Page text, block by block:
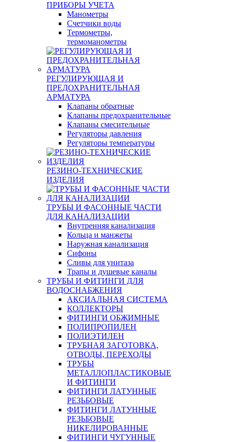
ПРИБОРЫ УЧЕТА
Манометры
Счетчики воды
Термометры,
термоманометры
РЕГУЛИРУЮЩАЯ И
ПРЕДОХРАНИТЕЛЬНАЯ
АРМАТУРА
Клапаны обратные
Клапаны предохранительные
Клапаны смесительные
Регуляторы давления
Регуляторы температуры
РЕЗИНО-ТЕХНИЧЕСКИЕ
ИЗДЕЛИЯ
ТРУБЫ И ФАСОННЫЕ ЧАСТИ
ДЛЯ КАНАЛИЗАЦИИ
Внутренняя канализация
Кольца и манжеты
Наружная канализация
Сифоны
Сливы для унитаза
Трапы и душевые каналы
ТРУБЫ И ФИТИНГИ ДЛЯ
ВОДОСНАБЖЕНИЯ
АКСИАЛЬНАЯ СИСТЕМА
КОЛЛЕКТОРЫ
ФИТИНГИ ОБЖИМНЫЕ
ПОЛИПРОПИЛЕН
ПОЛИЭТИЛЕН
ТРУБНАЯ ЗАГОТОВКА,
ОТВОДЫ, ПЕРЕХОДЫ
ТРУБЫ
МЕТАЛЛОПЛАСТИКОВЫЕ
И ФИТИНГИ
ФИТИНГИ ЛАТУННЫЕ
РЕЗЬБОВЫЕ
ФИТИНГИ ЛАТУННЫЕ
РЕЗЬБОВЫЕ
НИКЕЛИРОВАННЫЕ
ФИТИНГИ ЧУГУННЫЕ